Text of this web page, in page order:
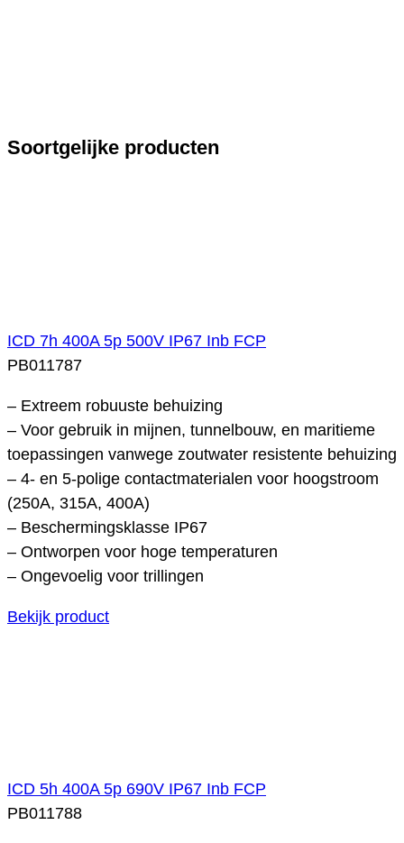
Soortgelijke producten
ICD 7h 400A 5p 500V IP67 Inb FCP
PB011787
– Extreem robuuste behuizing
– Voor gebruik in mijnen, tunnelbouw, en maritieme
toepassingen vanwege zoutwater resistente behuizing
– 4- en 5-polige contactmaterialen voor hoogstroom
(250A, 315A, 400A)
– Beschermingsklasse IP67
– Ontworpen voor hoge temperaturen
– Ongevoelig voor trillingen
Bekijk product
ICD 5h 400A 5p 690V IP67 Inb FCP
PB011788